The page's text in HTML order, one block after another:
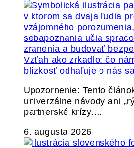
Vzťah ako zrkadlo: čo
blízkosť odhaľuje o nás
Upozornenie: Tento
univerzálne návody ani
partnerské krízy.…
6. augusta 2026